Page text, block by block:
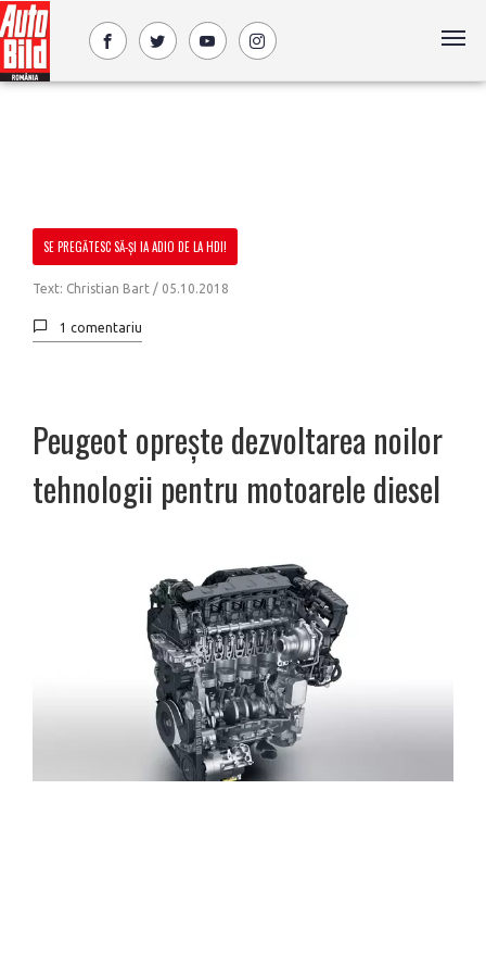
SE PREGĂTESC SĂ-ȘI IA ADIO DE LA HDI!
Text: Christian Bart / 05.10.2018
1 comentariu
Peugeot oprește dezvoltarea noilor
tehnologii pentru motoarele diesel